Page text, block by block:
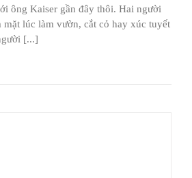
ông Kaiser gần đây thôi. Hai người
lúc làm vườn, cắt cỏ hay xúc tuyết
[...]